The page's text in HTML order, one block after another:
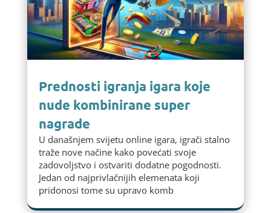
Prednosti igranja igara koje
nude kombinirane super
nagrade
U današnjem svijetu online igara, igrači stalno
traže nove načine kako povećati svoje
zadovoljstvo i ostvariti dodatne pogodnosti.
Jedan od najprivlačnijih elemenata koji
pridonosi tome su upravo komb